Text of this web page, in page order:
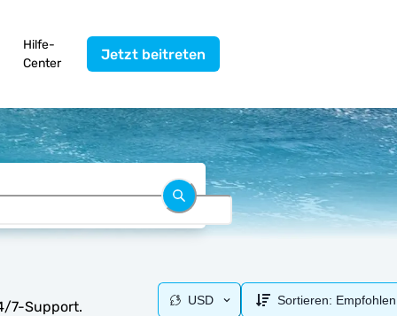
Hilfe-
Center
Jetzt beitreten
7-Support. USD Sortieren: Empfohlen